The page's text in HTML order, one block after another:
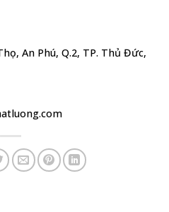
An Phú, Q.2, TP. Thủ Đức,